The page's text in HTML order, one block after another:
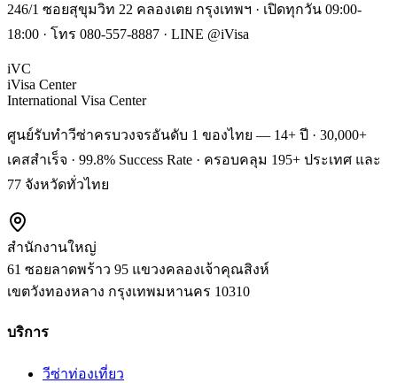
246/1 ซอยสุขุมวิท 22 คลองเตย กรุงเทพฯ · เปิดทุกวัน 09:00-
18:00 · โทร 080-557-8887 · LINE @iVisa
iVC
iVisa Center
International Visa Center
ศูนย์รับทำวีซ่าครบวงจรอันดับ 1 ของไทย — 14+ ปี · 30,000+
เคสสำเร็จ · 99.8% Success Rate · ครอบคลุม 195+ ประเทศ และ
77 จังหวัดทั่วไทย
สำนักงานใหญ่
61 ซอยลาดพร้าว 95 แขวงคลองเจ้าคุณสิงห์
เขตวังทองหลาง กรุงเทพมหานคร 10310
บริการ
วีซ่าท่องเที่ยว